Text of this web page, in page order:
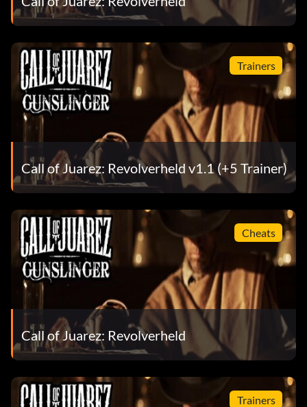
Trainers
Call of Juarez: Revolverheld v1.1 (+5 Trainer)
Cheats
Call of Juarez: Revolverheld
Trainers